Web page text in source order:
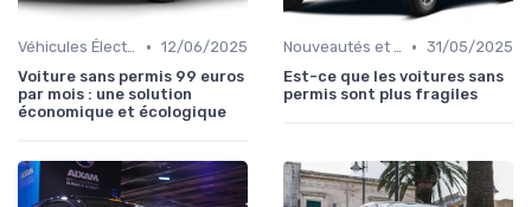
Véhicules Électriques sans Permis • 12/06/2025
Voiture sans permis 99 euros
par mois : une solution
économique et écologique
Nouveautés et Tendances • 31/05/2025
Est-ce que les voitures sans
permis sont plus fragiles